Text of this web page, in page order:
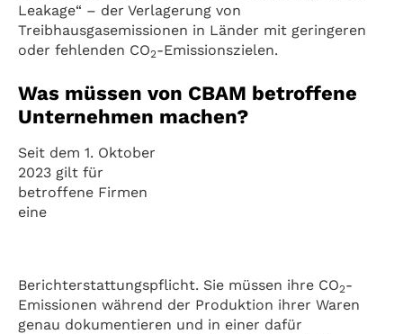
Leakage“ – der Verlagerung von
Treibhausgasemissionen in Länder mit geringeren
oder fehlenden CO2-Emissionszielen.
Was müssen von CBAM betroffene
Unternehmen machen?
Seit dem 1. Oktober
2023 gilt für
betroffene Firmen
eine
Berichterstattungspflicht. Sie müssen ihre CO2-
Emissionen während der Produktion ihrer Waren
genau dokumentieren und in einer dafür